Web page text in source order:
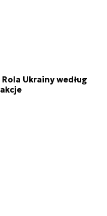
Ukrainy według